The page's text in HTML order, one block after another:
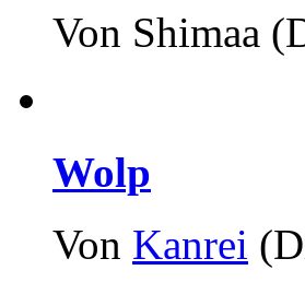
Von Shimaa
Wolp
Von Kanrei